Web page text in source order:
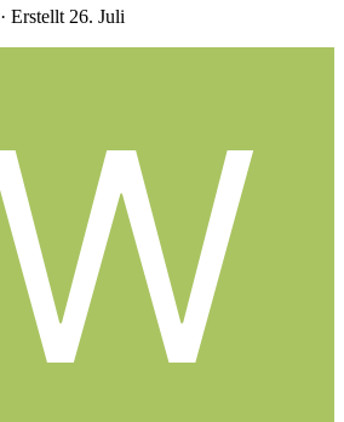
· Erstellt 26. Juli